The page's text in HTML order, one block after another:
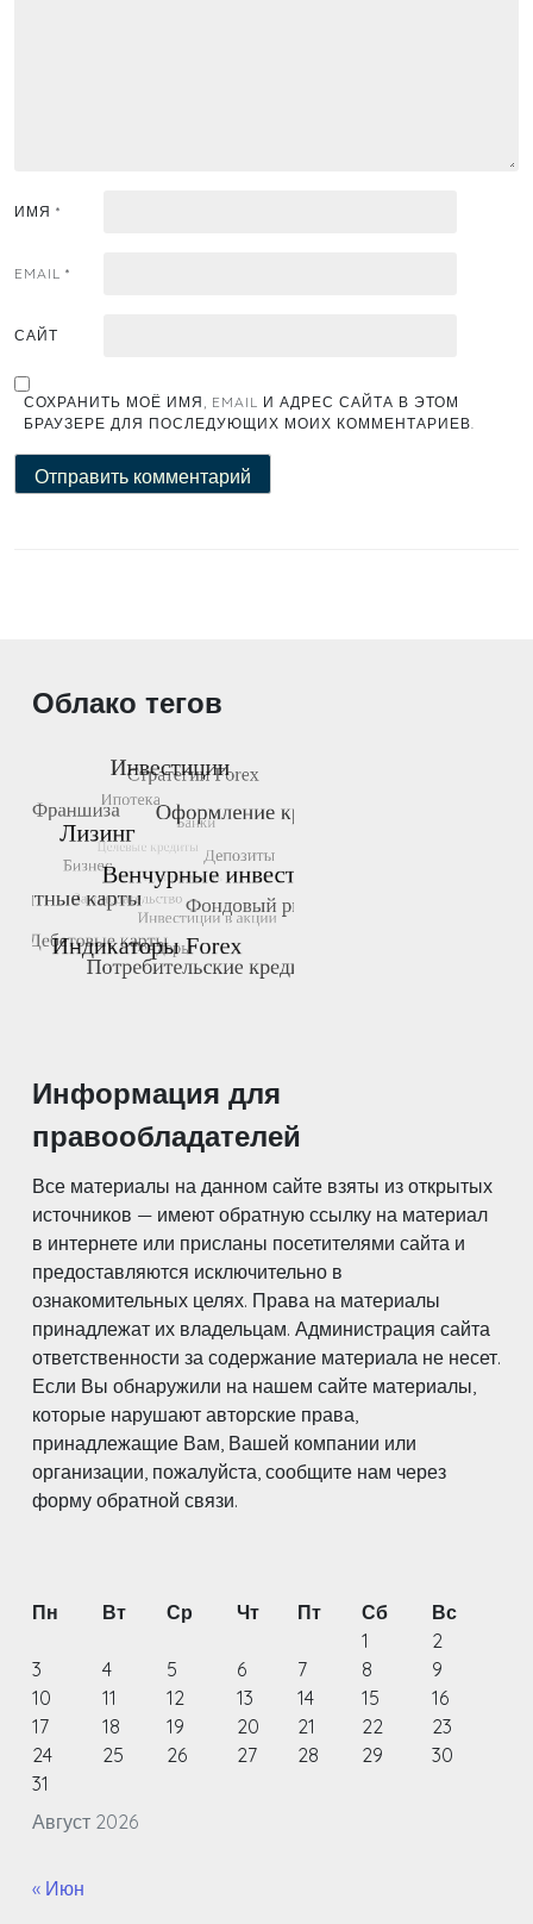
ИМЯ *
EMAIL *
САЙТ
СОХРАНИТЬ МОЁ ИМЯ, EMAIL И АДРЕС САЙТА В ЭТОМ
БРАУЗЕРЕ ДЛЯ ПОСЛЕДУЮЩИХ МОИХ КОММЕНТАРИЕВ.
Облако тегов
Информация для
правообладателей
Все материалы на данном сайте взяты из открытых
источников — имеют обратную ссылку на материал
в интернете или присланы посетителями сайта и
предоставляются исключительно в
ознакомительных целях. Права на материалы
принадлежат их владельцам. Администрация сайта
ответственности за содержание материала не несет.
Если Вы обнаружили на нашем сайте материалы,
которые нарушают авторские права,
принадлежащие Вам, Вашей компании или
организации, пожалуйста, сообщите нам через
форму обратной связи.
Август 2026
Пн Вт Ср Чт Пт Сб
Вс
1
2
3
4 5 6 7 8
9
10
11 12 13 14 15
16
17
18 19 20 21 22
23
24
25 26 27 28 29
30
31
« Июн